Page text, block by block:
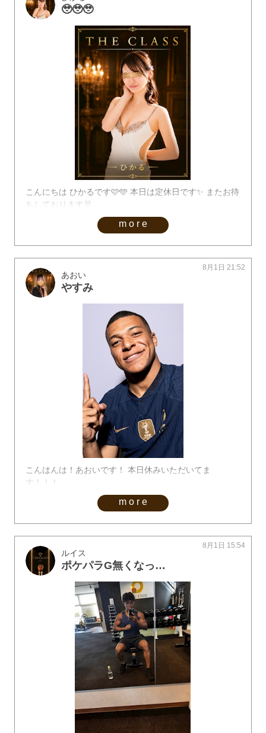
🥹🥹🥹
こんにちは ひかるです🩷️🩵 本日は定休日です✨ またお待
ちしております🐰
more
あおい
やすみ
8月1日 21:52
こんはんは！あおいです！ 本日休みいただいてま
す！！！
more
ルイス
ポケパラG無くなった笑
8月1日 15:54